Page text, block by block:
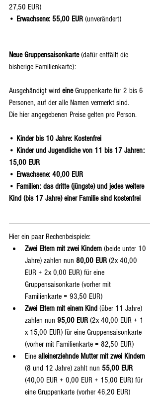
27,50 EUR)
• Erwachsene: 55,00 EUR (unverändert)
Neue Gruppensaisonkarte (dafür entfällt die
bisherige Familienkarte):
Ausgehändigt wird eine Gruppenkarte für 2 bis 6
Personen, auf der alle Namen vermerkt sind.
Die hier angegebenen Preise gelten pro Person.
• Kinder bis 10 Jahre: Kostenfrei
• Kinder und Jugendliche von 11 bis 17 Jahren:
15,00 EUR
• Erwachsene: 40,00 EUR
• Familien: das dritte (jüngste) und jedes weitere
Kind (bis 17 Jahre) einer Familie sind kostenfrei
Hier ein paar Rechenbeispiele:
Zwei Eltern mit zwei Kindern (beide unter 10
Jahre) zahlen nun 80,00 EUR (2x 40,00
EUR + 2x 0,00 EUR) für eine
Gruppensaisonkarte (vorher mit
Familienkarte = 93,50 EUR)
Zwei Eltern mit einem Kind (über 11 Jahre)
zahlen nun 95,00 EUR (2x 40,00 EUR + 1
x 15,00 EUR) für eine Gruppensaisonkarte
(vorher mit Familienkarte = 82,50 EUR)
Eine alleinerziehnde Mutter mit zwei Kindern
(8 und 12 Jahre) zahlt nun 55,00 EUR
(40,00 EUR + 0,00 EUR + 15,00 EUR) für
eine Gruppenkarte (vorher 46,20 EUR)